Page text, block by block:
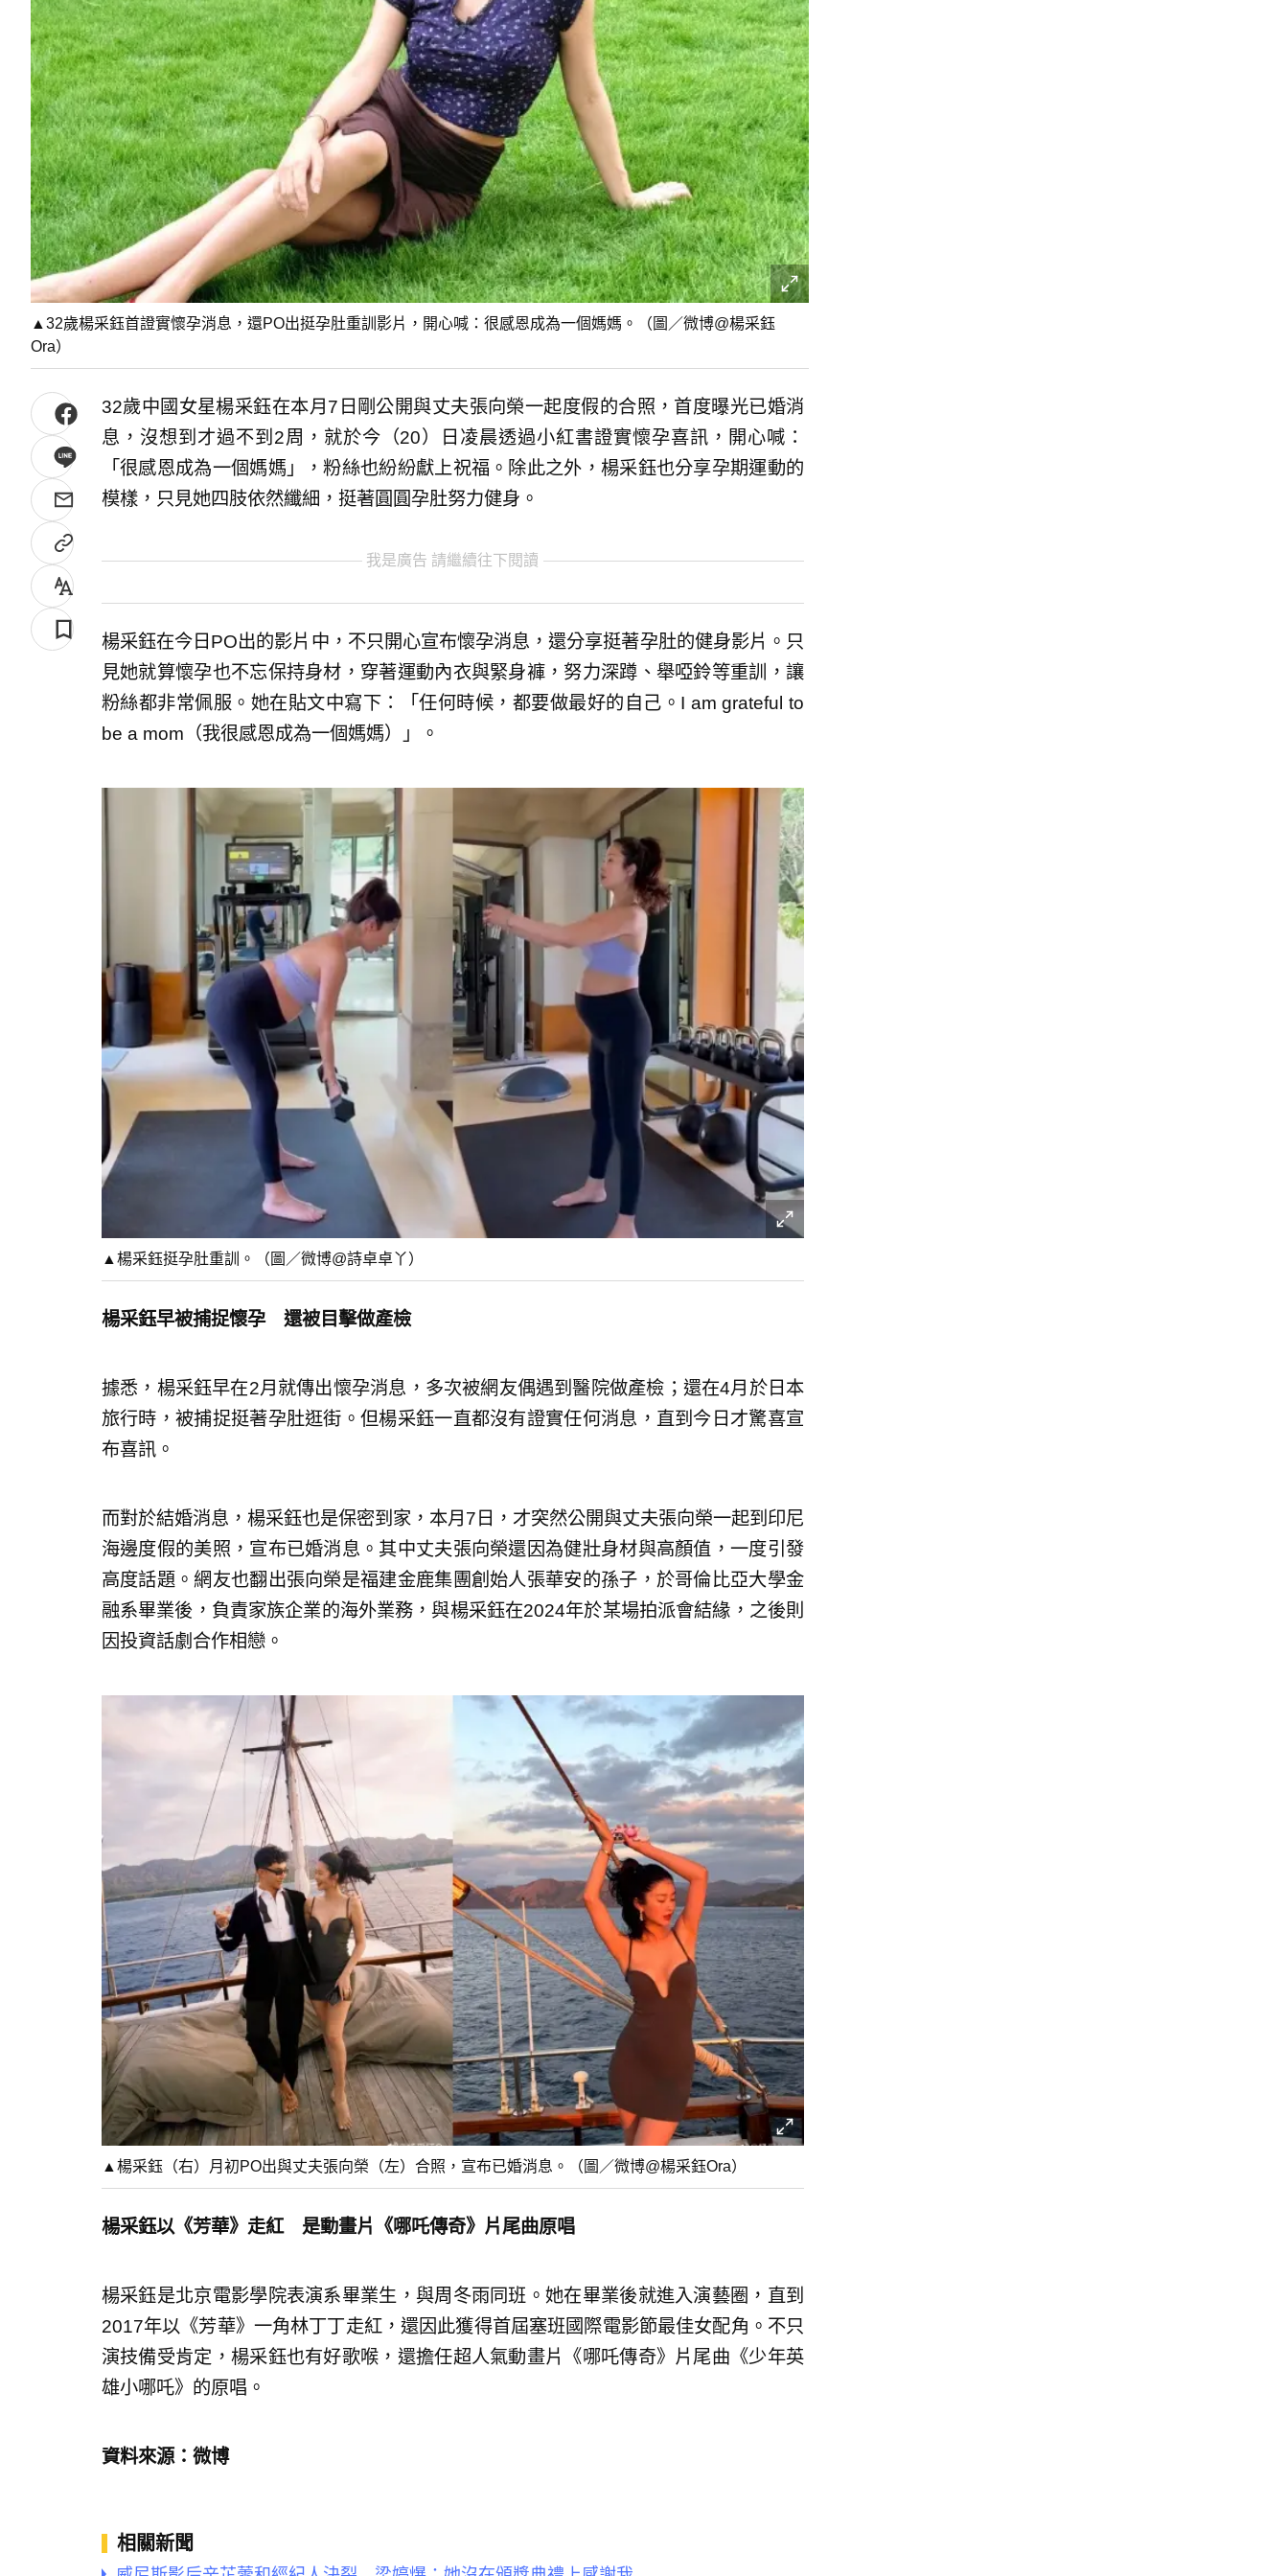
▲32歲楊采鈺首證實懷孕消息，還PO出挺孕肚重訓影片，開心喊：很感恩成為一個媽媽。（圖／微博@楊采鈺
Ora）
32歲中國女星楊采鈺在本月7日剛公開與丈夫張向榮一起度假的合照，首度曝光已婚消
息，沒想到才過不到2周，就於今（20）日凌晨透過小紅書證實懷孕喜訊，開心喊：
「很感恩成為一個媽媽」，粉絲也紛紛獻上祝福。除此之外，楊采鈺也分享孕期運動的
模樣，只見她四肢依然纖細，挺著圓圓孕肚努力健身。
我是廣告 請繼續往下閱讀
楊采鈺在今日PO出的影片中，不只開心宣布懷孕消息，還分享挺著孕肚的健身影片。只
見她就算懷孕也不忘保持身材，穿著運動內衣與緊身褲，努力深蹲、舉啞鈴等重訓，讓
粉絲都非常佩服。她在貼文中寫下：「任何時候，都要做最好的自己。I am grateful to
be a mom（我很感恩成為一個媽媽）」。
▲楊采鈺挺孕肚重訓。（圖／微博@詩卓卓丫）
楊采鈺早被捕捉懷孕 還被目擊做產檢
據悉，楊采鈺早在2月就傳出懷孕消息，多次被網友偶遇到醫院做產檢；還在4月於日本
旅行時，被捕捉挺著孕肚逛街。但楊采鈺一直都沒有證實任何消息，直到今日才驚喜宣
布喜訊。
而對於結婚消息，楊采鈺也是保密到家，本月7日，才突然公開與丈夫張向榮一起到印尼
海邊度假的美照，宣布已婚消息。其中丈夫張向榮還因為健壯身材與高顏值，一度引發
高度話題。網友也翻出張向榮是福建金鹿集團創始人張華安的孫子，於哥倫比亞大學金
融系畢業後，負責家族企業的海外業務，與楊采鈺在2024年於某場拍派會結緣，之後則
因投資話劇合作相戀。
▲楊采鈺（右）月初PO出與丈夫張向榮（左）合照，宣布已婚消息。（圖／微博@楊采鈺Ora）
楊采鈺以《芳華》走紅 是動畫片《哪吒傳奇》片尾曲原唱
楊采鈺是北京電影學院表演系畢業生，與周冬雨同班。她在畢業後就進入演藝圈，直到
2017年以《芳華》一角林丁丁走紅，還因此獲得首屆塞班國際電影節最佳女配角。不只
演技備受肯定，楊采鈺也有好歌喉，還擔任超人氣動畫片《哪吒傳奇》片尾曲《少年英
雄小哪吒》的原唱。
資料來源：微博
相關新聞